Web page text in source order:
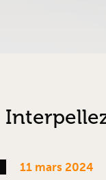
11 mars 2024